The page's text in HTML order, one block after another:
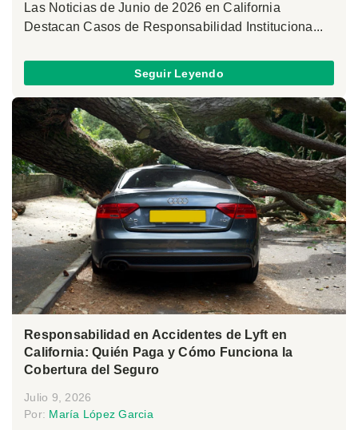
Las Noticias de Junio de 2026 en California
Destacan Casos de Responsabilidad Instituciona...
Seguir Leyendo
Responsabilidad en Accidentes de Lyft en
California: Quién Paga y Cómo Funciona la
Cobertura del Seguro
Julio 9, 2026
Por: María López Garcia